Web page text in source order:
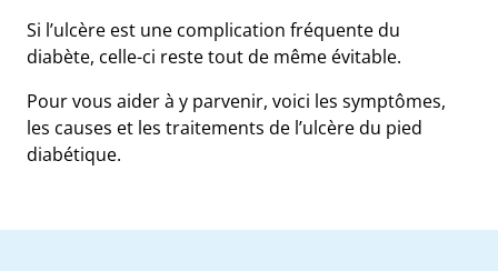
Si l’ulcère est une complication fréquente du
diabète, celle-ci reste tout de même évitable.
Pour vous aider à y parvenir, voici les symptômes,
les causes et les traitements de l’ulcère du pied
diabétique.